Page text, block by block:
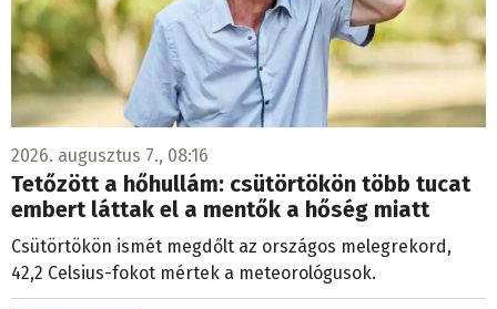
2026. augusztus 7., 08:16
Tetőzött a hőhullám: csütörtökön több tucat
embert láttak el a mentők a hőség miatt
Csütörtökön ismét megdőlt az országos melegrekord,
42,2 Celsius-fokot mértek a meteorológusok.